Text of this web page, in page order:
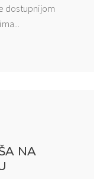
dostupnijom
NA